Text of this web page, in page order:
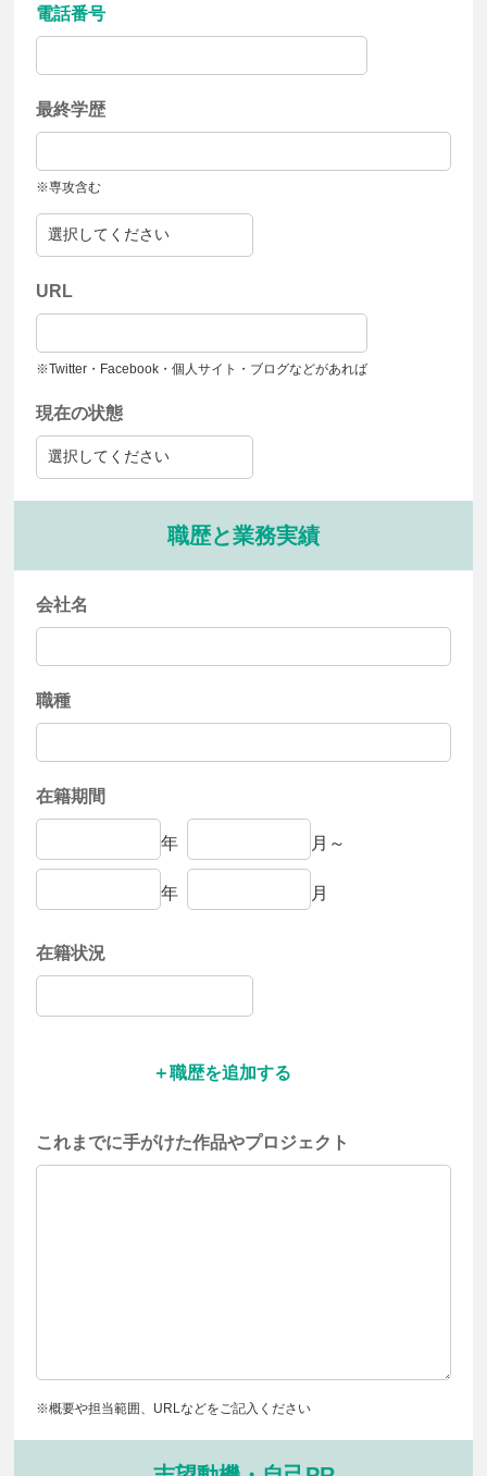
電話番号
最終学歴
※専攻含む
URL
※Twitter・Facebook・個人サイト・ブログなどがあれば
現在の状態
職歴と業務実績
会社名
職種
在籍期間
年 月～
年 月
在籍状況
職歴を追加する
これまでに手がけた作品やプロジェクト
※概要や担当範囲、URLなどをご記入ください